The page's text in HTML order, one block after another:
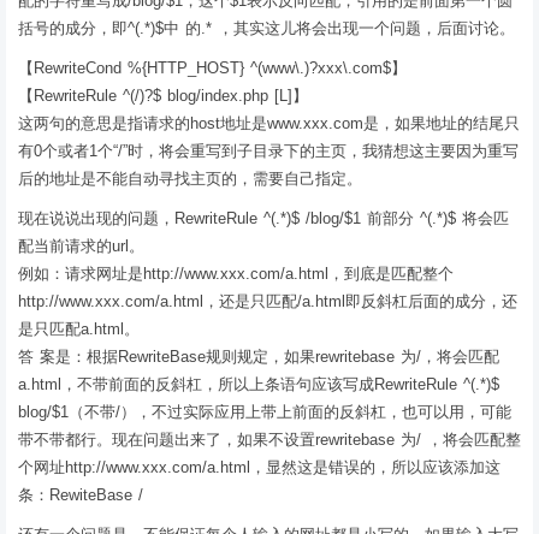
括号的成分，即^(.*)$中 的.* ，其实这儿将会出现一个问题，后面讨论。
【RewriteCond %{HTTP_HOST} ^(www\.)?xxx\.com$】
【RewriteRule ^(/)?$ blog/index.php [L]】
这两句的意思是指请求的host地址是www.xxx.com是，如果地址的结尾只
有0个或者1个“/”时，将会重写到子目录下的主页，我猜想这主要因为重写
后的地址是不能自动寻找主页的，需要自己指定。
现在说说出现的问题，RewriteRule ^(.*)$ /blog/$1 前部分 ^(.*)$ 将会匹
配当前请求的url。
例如：请求网址是http://www.xxx.com/a.html，到底是匹配整个
http://www.xxx.com/a.html，还是只匹配/a.html即反斜杠后面的成分，还
是只匹配a.html。
答 案是：根据RewriteBase规则规定，如果rewritebase 为/，将会匹配
a.html，不带前面的反斜杠，所以上条语句应该写成RewriteRule ^(.*)$
blog/$1（不带/），不过实际应用上带上前面的反斜杠，也可以用，可能
带不带都行。现在问题出来了，如果不设置rewritebase 为/ ，将会匹配整
个网址http://www.xxx.com/a.html，显然这是错误的，所以应该添加这
条：RewiteBase /